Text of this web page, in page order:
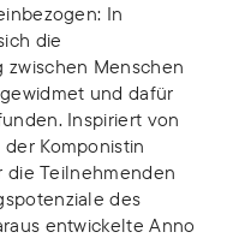
In
die
Menschen
und dafür
Inspiriert von
Komponistin
die Teilnehmenden
des
entwickelte Anno